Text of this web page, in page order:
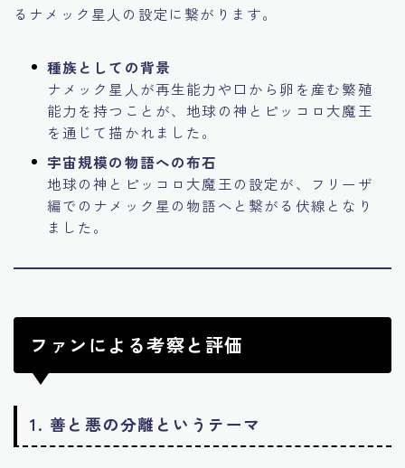
るナメック星人の設定に繋がります。
種族としての背景
ナメック星人が再生能力や口から卵を産む繁殖
能力を持つことが、地球の神とピッコロ大魔王
を通じて描かれました。
宇宙規模の物語への布石
地球の神とピッコロ大魔王の設定が、フリーザ
編でのナメック星の物語へと繋がる伏線となり
ました。
ファンによる考察と評価
1. 善と悪の分離というテーマ